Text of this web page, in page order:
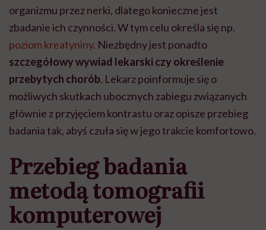
organizmu przez nerki, dlatego konieczne jest
zbadanie ich czynności. W tym celu określa się np.
poziom kreatyniny. Niezbędny jest ponadto
szczegółowy wywiad lekarski czy określenie
przebytych chorób. Lekarz poinformuje się o
możliwych skutkach ubocznych zabiegu związanych
głównie z przyjęciem kontrastu oraz opisze przebieg
badania tak, abyś czuła się w jego trakcie komfortowo.
Przebieg badania
metodą tomografii
komputerowej